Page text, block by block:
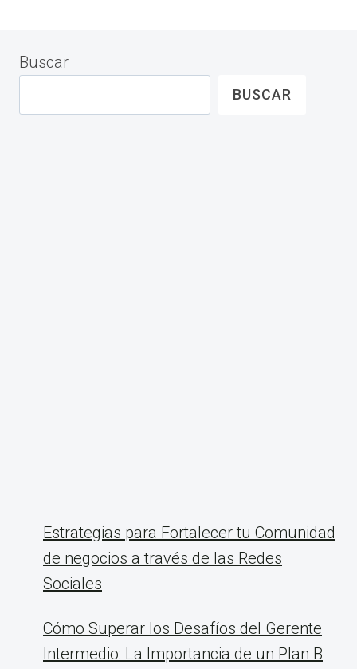
Buscar
BUSCAR
Estrategias para Fortalecer tu Comunidad
de negocios a través de las Redes
Sociales
Cómo Superar los Desafíos del Gerente
Intermedio: La Importancia de un Plan B